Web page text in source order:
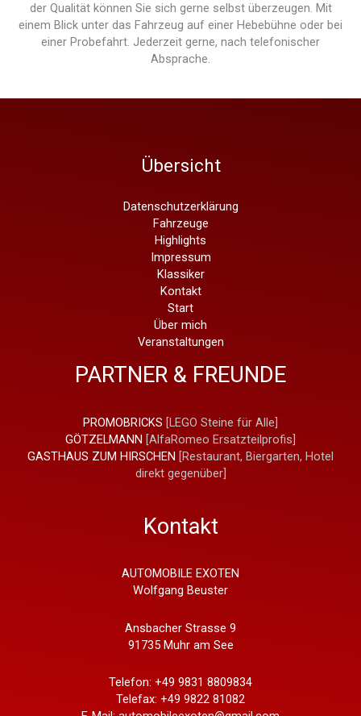
der Qualität können Sie sich gerne selbst überzeugen. Mit
einem Blick unter das Fahrzeug auf einer Hebebühne oder bei
einer Probefahrt. Jederzeit gerne, nach telefonischer
Absprache.
Übersicht
Datenschutzerklärung
Fahrzeuge
Highlights
Impressum
Klassiker
Kontakt
Start
Über mich
Veranstaltungen
PARTNER & FREUNDE
PROMOBRICKS [LEGO Steine für Alle]
GÖTZELMANN [AlfaRomeo Ersatzteilprofis]
GASTHAUS ZUM HIRSCHEN [Restaurant, Biergarten, Hotel
direkt gegenüber]
Kontakt
AUTOMOBILE EXOTEN
Wolfgang Beuster
Ansbacher Strasse 9
91735 Muhr am See
Telefon: +49 9831 8809834
Telefax: +49 9822 81082